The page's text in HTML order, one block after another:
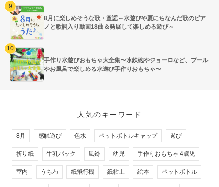
8月に楽しめそうな歌・童謡～水遊びや夏にちなんだ歌のピア
ノと歌詞入り動画18曲＆発展して楽しめる遊び～
手作り水遊びおもちゃ大全集〜水鉄砲やジョーロなど、プール
やお風呂で楽しめる水遊び手作りおもちゃ〜
人気のキーワード
8月 感触遊び 色水 ペットボトルキャップ 遊び
折り紙 牛乳パック 風鈴 幼児 手作りおもちゃ 4歳児
室内 うちわ 紙飛行機 紙粘土 絵本 ペットボトル